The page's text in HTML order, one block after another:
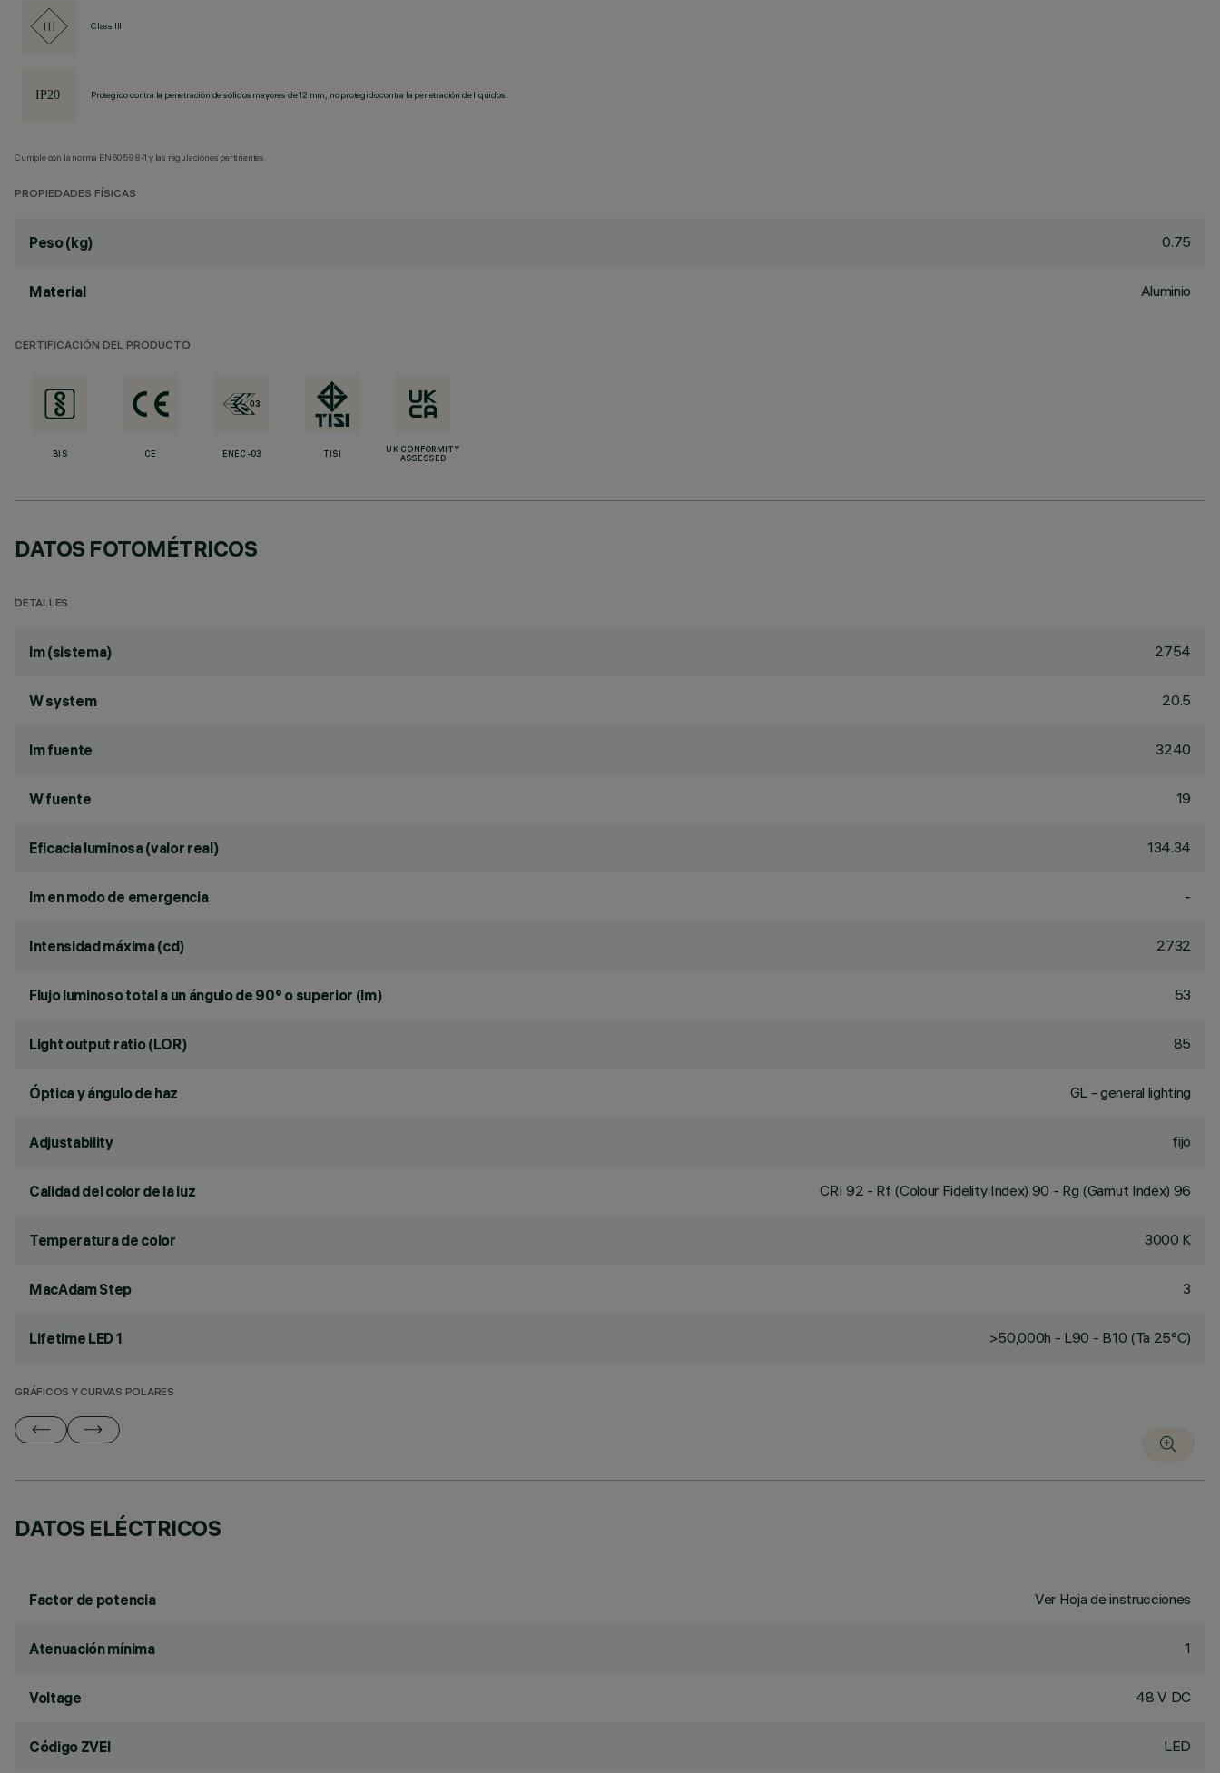
Class III
Protegido contra la penetración de sólidos mayores de 12 mm, no protegido contra la penetración de líquidos.
Cumple con la norma EN60598-1 y las regulaciones pertinentes.
PROPIEDADES FÍSICAS
Peso (kg) 0.75
Material Aluminio
CERTIFICACIÓN DEL PRODUCTO
BIS CE ENEC-03 TISI
UK CONFORMITY
ASSESSED
DATOS FOTOMÉTRICOS
DETALLES
lm (sistema) 2754
W system 20.5
lm fuente 3240
W fuente 19
Eficacia luminosa (valor real) 134.34
lm en modo de emergencia -
Intensidad máxima (cd) 2732
Flujo luminoso total a un ángulo de 90° o superior (lm) 53
Light output ratio (LOR) 85
Óptica y ángulo de haz GL - general lighting
Adjustability fijo
Calidad del color de la luz CRI 92 - Rf (Colour Fidelity Index) 90 - Rg (Gamut Index) 96
Temperatura de color 3000 K
MacAdam Step 3
Lifetime LED 1 >50,000h - L90 - B10 (Ta 25°C)
GRÁFICOS Y CURVAS POLARES
DATOS ELÉCTRICOS
Factor de potencia Ver Hoja de instrucciones
Atenuación mínima 1
Voltage 48 V DC
Código ZVEI LED